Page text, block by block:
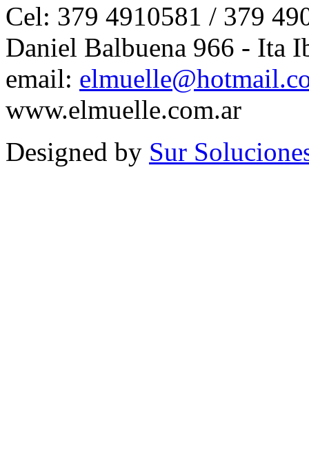
Cel: 379 4910581 / 379
Daniel Balbuena 966 - Ita
email:
www.elmuelle.com.ar
Designed by Sur